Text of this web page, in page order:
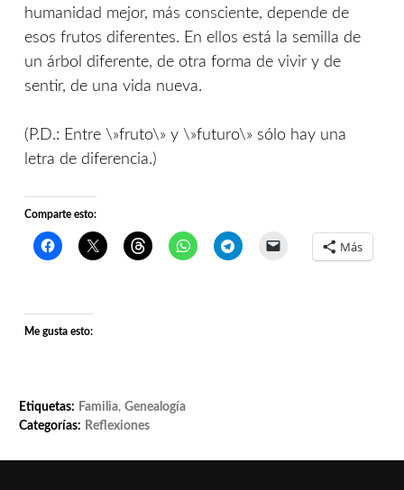
humanidad mejor, más consciente, depende de
esos frutos diferentes. En ellos está la semilla de
un árbol diferente, de otra forma de vivir y de
sentir, de una vida nueva.
(P.D.: Entre \»fruto\» y \»futuro\» sólo hay una
letra de diferencia.)
Comparte esto:
Más
Me gusta esto:
Etiquetas: Familia, Genealogía
Categorías: Reflexiones